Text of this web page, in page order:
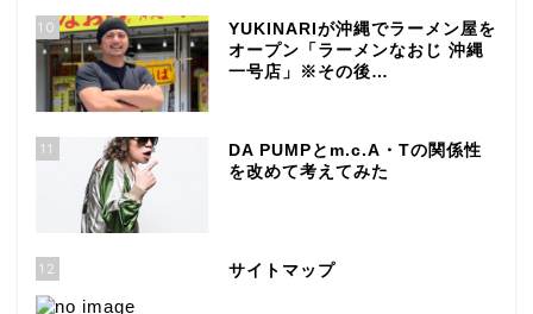
10
YUKINARIが沖縄でラーメン屋を
オープン「ラーメンなおじ 沖縄
一号店」※その後…
11
DA PUMPとm.c.A・Tの関係性
を改めて考えてみた
12 サイトマップ